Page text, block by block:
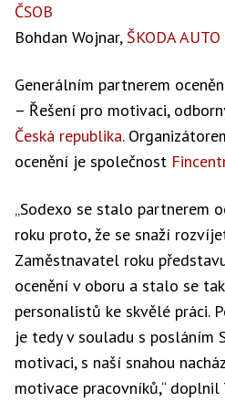
ČSOB
Bohdan Wojnar, ŠKODA AUTO
Generálním partnerem
– Řešení pro motivaci,
Česká republika.
ocenění je společnost
„Sodexo se stalo partnerem
roku proto, že se snaží
Zaměstnavatel roku
ocenění v oboru a stalo se
personalistů ke skvělé práci.
je tedy v souladu s posláním
motivaci, s naší snahou
motivace pracovníků,“ doplnil